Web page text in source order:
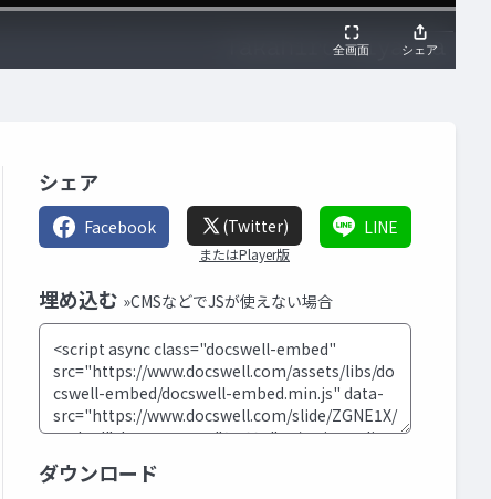
シェア
Facebook (Twitter)
またはPlayer版
LINE
埋め込む »CMSなどでJSが使えない場合
ダウンロード